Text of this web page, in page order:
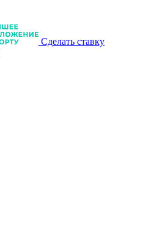
Сделать ставку